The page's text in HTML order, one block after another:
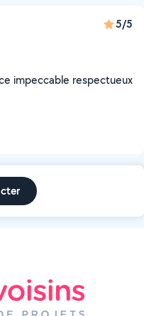
5/5
impeccable respectueux